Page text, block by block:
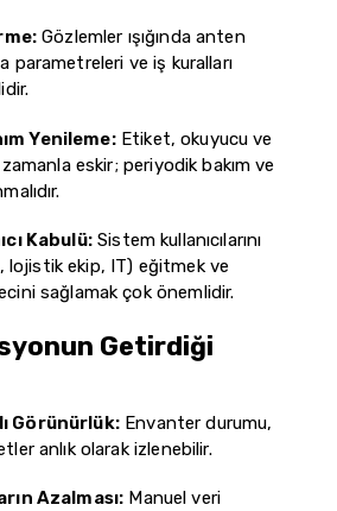
Gözlemler ışığında anten
parametreleri ve iş kuralları
Yenileme:Etiket, okuyucu ve
eskir; periyodik bakım ve
Kabulü:Sistem kullanıcılarını
lojistik ekip, IT) eğitmek ve
sağlamak çok önemlidir.
Getirdiği
Görünürlük:Envanter durumu,
anlık olarak izlenebilir.
Azalması: Manuel veri